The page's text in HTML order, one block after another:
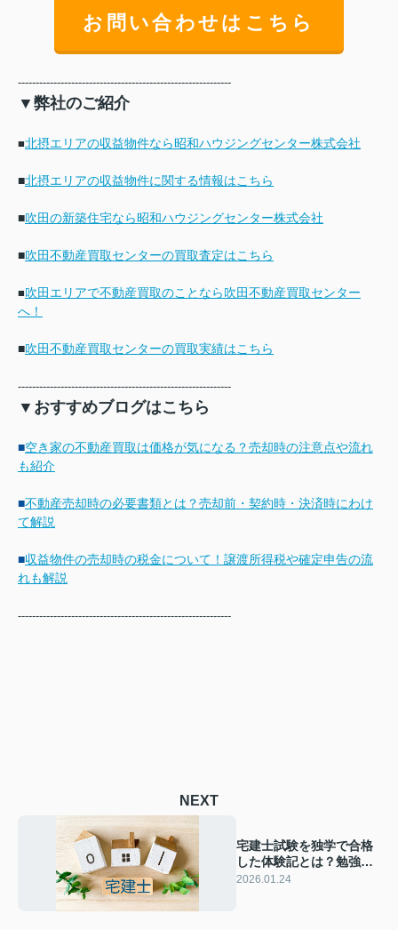
お問い合わせはこちら
------------------------------------------------------------
▼弊社のご紹介
■北摂エリアの収益物件なら昭和ハウジングセンター株式会社
■北摂エリアの収益物件に関する情報はこちら
■吹田の新築住宅なら昭和ハウジングセンター株式会社
■吹田不動産買取センターの買取査定はこちら
■吹田エリアで不動産買取のことなら吹田不動産買取センター
へ！
■吹田不動産買取センターの買取実績はこちら
------------------------------------------------------------
▼おすすめブログはこちら
■空き家の不動産買取は価格が気になる？売却時の注意点や流れ
も紹介
■不動産売却時の必要書類とは？売却前・契約時・決済時にわけ
て解説
■収益物件の売却時の税金について！譲渡所得税や確定申告の流
れも解説
------------------------------------------------------------
NEXT
宅建士試験を独学で合格
した体験記とは？勉強の
コツや準備も紹介
2026.01.24